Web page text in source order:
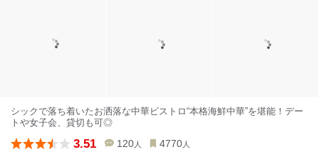
シックで落ち着いたお洒落な中華ビストロ“本格海鮮中華”を堪能！デー
トや女子会、貸切も可◎
3.51 120 人 4770 人